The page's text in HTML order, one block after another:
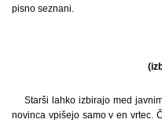
pisno seznani.
Starši lahko izbirajo med
novinca vpišejo samo v en vrtec.